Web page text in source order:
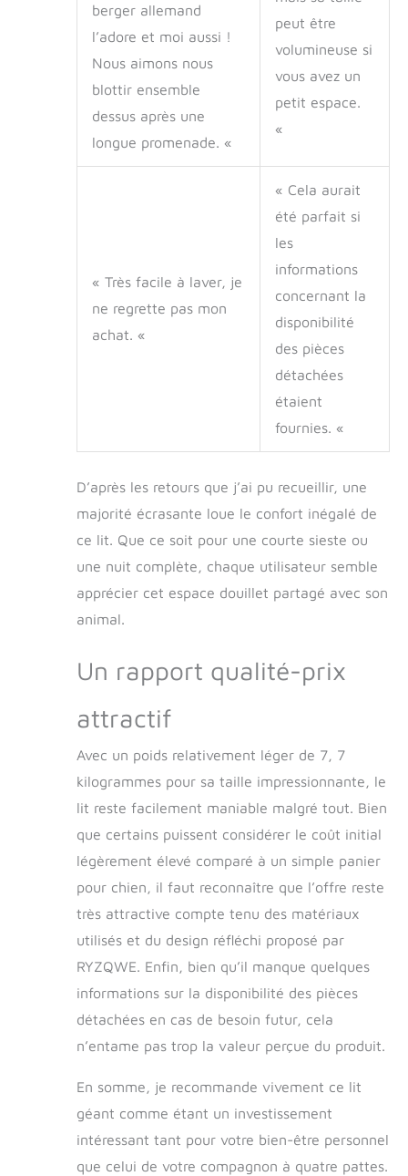
sieste, lire ou
simplement profiter
d'un confort
nettoyage : notre lit
for chien de type
à répondre aux
ami à quatre pattes.
Il est facile à
nettoyer et à
garantissant une
hygiène durable for
vous deux.
Décompressez
simplement la
housse amovible et
machine à laver for
le nettoyer.
berger allemand
l’adore et moi aussi !
Nous aimons nous
blottir ensemble
dessus après une
longue promenade. «
peut être
volumineuse si
vous avez un
petit espace.
«
« Très facile à laver, je
ne regrette pas mon
achat. «
« Cela aurait
été parfait si
les
informations
concernant la
disponibilité
des pièces
détachées
étaient
fournies. «
D’après les retours que j’ai pu recueillir, une
majorité écrasante loue le confort inégalé de
ce lit. Que ce soit pour une courte sieste ou
une nuit complète, chaque utilisateur semble
apprécier cet espace douillet partagé avec son
animal.
Un rapport qualité-prix
attractif
Avec un poids relativement léger de 7, 7
kilogrammes pour sa taille impressionnante, le
lit reste facilement maniable malgré tout. Bien
que certains puissent considérer le coût initial
légèrement élevé comparé à un simple panier
pour chien, il faut reconnaître que l’offre reste
très attractive compte tenu des matériaux
utilisés et du design réfléchi proposé par
RYZQWE. Enfin, bien qu’il manque quelques
informations sur la disponibilité des pièces
détachées en cas de besoin futur, cela
n’entame pas trop la valeur perçue du produit.
En somme, je recommande vivement ce lit
géant comme étant un investissement
intéressant tant pour votre bien-être personnel
que celui de votre compagnon à quatre pattes.